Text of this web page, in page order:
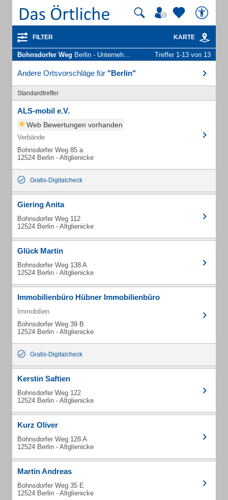
FILTER KARTE
Bohnsdorfer Weg Berlin - Unternehmen und Personen Treffer 1-13 von 13
Andere Ortsvorschläge für "Berlin"
Standardtreffer
ALS-mobil e.V.
Web Bewertungen vorhanden
Verbände
Bohnsdorfer Weg 85 a
12524 Berlin - Altglienicke
Gratis-Digitalcheck
Giering Anita
Bohnsdorfer Weg 112
12524 Berlin - Altglienicke
Glück Martin
Bohnsdorfer Weg 138 A
12524 Berlin - Altglienicke
Immobilienbüro Hübner Immobilienbüro
Immobilien
Bohnsdorfer Weg 39 B
12524 Berlin - Altglienicke
Gratis-Digitalcheck
Kerstin Saftien
Bohnsdorfer Weg 122
12524 Berlin - Altglienicke
Kurz Oliver
Bohnsdorfer Weg 128 A
12524 Berlin - Altglienicke
Martin Andreas
Bohnsdorfer Weg 35 E
12524 Berlin - Altglienicke